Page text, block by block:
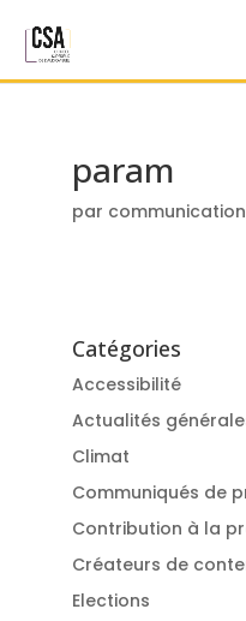
param
par
Catégories
Accessibilité
Actualités
Climat
Communiqués de
Contribution à la
Créateurs de
Elections